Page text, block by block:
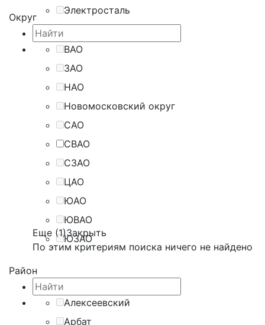
Электросталь
Округ
ВАО
ЗАО
НАО
Новомосковский округ
САО
СВАО
СЗАО
ЦАО
ЮАО
ЮВАО
ЮЗАО
Еще (1)Закрыть
По этим критериям поиска ничего не найдено
Район
Алексеевский
Арбат